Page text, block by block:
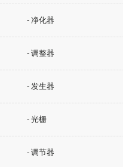
- 净化器
- 调整器
- 发生器
- 光栅
- 调节器